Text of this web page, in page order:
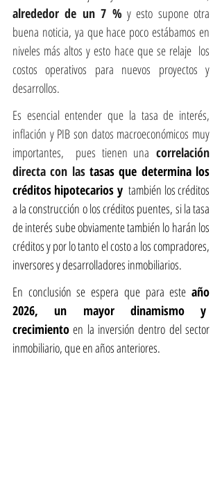
alrededor de un 7 % y esto supone otra
buena noticia, ya que hace poco estábamos en
niveles más altos y esto hace que se relaje  los
costos operativos para nuevos proyectos y
desarrollos.
Es esencial entender que la tasa de interés,
inflación y PIB son datos macroeconómicos muy
importantes,  pues tienen una correlación
directa con las tasas que determina los
créditos hipotecarios y también los créditos
a la construcción o los créditos puentes, si la tasa
de interés sube obviamente también lo harán los
créditos y por lo tanto el costo a los compradores,
inversores y desarrolladores inmobiliarios.
En conclusión se espera que para este año
2026, un mayor dinamismo y
crecimiento en la inversión dentro del sector
inmobiliario, que en años anteriores.